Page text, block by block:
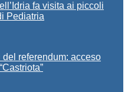
fa visita ai piccoli
Pediatria
referendum: acceso